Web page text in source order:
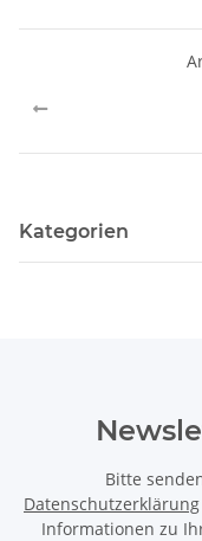
Kategorien
Bitte
Datenschutzerklärung
Informationen zu